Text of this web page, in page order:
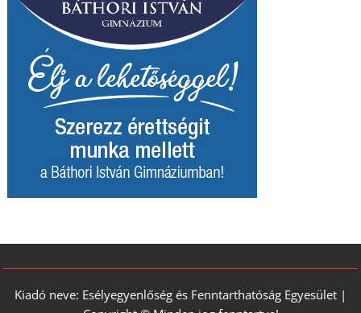
Kiadó neve: Esélyegyenlőség és Fenntarthatóság Egyesület |